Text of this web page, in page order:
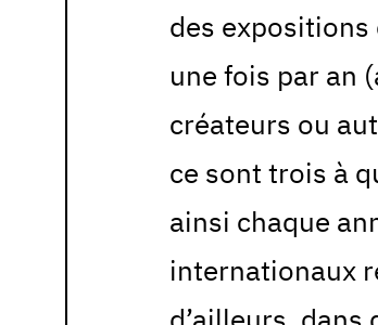
des expositions
une fois par an
créateurs ou
ce sont trois à
ainsi chaque
internationaux